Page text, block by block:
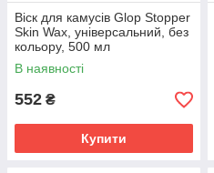
Віск для камусів Glop Stopper
Skin Wax, універсальний, без
кольору, 500 мл
В наявності
552 ₴
Купити